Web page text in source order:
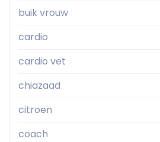
buik vrouw
cardio
cardio vet
chiazaad
citroen
coach